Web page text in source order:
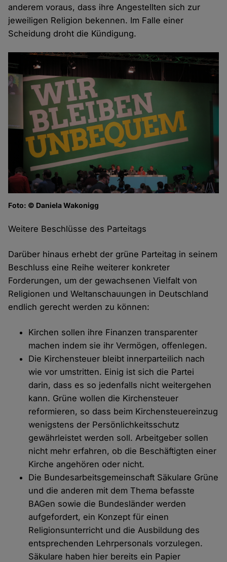
anderem voraus, dass ihre Angestellten sich zur
jeweiligen Religion bekennen. Im Falle einer
Scheidung droht die Kündigung.
Foto: © Daniela Wakonigg
Weitere Beschlüsse des Parteitags
Darüber hinaus erhebt der grüne Parteitag in seinem
Beschluss eine Reihe weiterer konkreter
Forderungen, um der gewachsenen Vielfalt von
Religionen und Weltanschauungen in Deutschland
endlich gerecht werden zu können:
Kirchen sollen ihre Finanzen transparenter
machen indem sie ihr Vermögen, offenlegen.
Die Kirchensteuer bleibt innerparteilich nach
wie vor umstritten. Einig ist sich die Partei
darin, dass es so jedenfalls nicht weitergehen
kann. Grüne wollen die Kirchensteuer
reformieren, so dass beim Kirchensteuereinzug
wenigstens der Persönlichkeitsschutz
gewährleistet werden soll. Arbeitgeber sollen
nicht mehr erfahren, ob die Beschäftigten einer
Kirche angehören oder nicht.
Die Bundesarbeitsgemeinschaft Säkulare Grüne
und die anderen mit dem Thema befasste
BAGen sowie die Bundesländer werden
aufgefordert, ein Konzept für einen
Religionsunterricht und die Ausbildung des
entsprechenden Lehrpersonals vorzulegen.
Säkulare haben hier bereits ein Papier